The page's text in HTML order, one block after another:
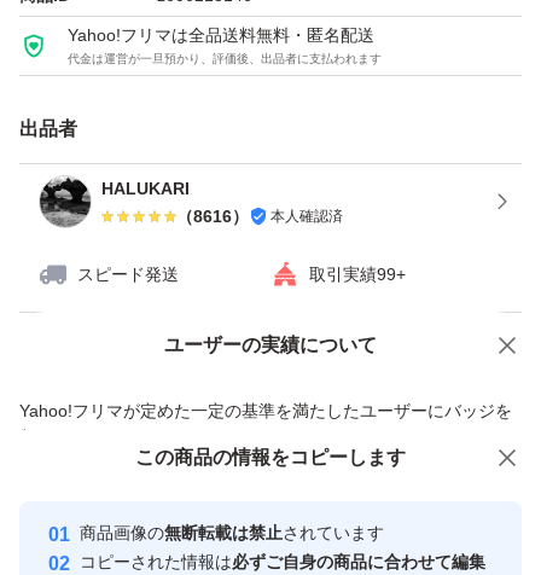
Yahoo!フリマは全品送料無料・匿名配送
代金は運営が一旦預かり、評価後、出品者に支払われます
出品者
HALUKARI
（8616） 本人確認済
スピード発送 取引実績99+
ユーザーの実績について
Yahoo!フリマが定めた一定の基準を満たしたユーザーにバッジを
付与しています
安心取引出品者
心・安全なユーザーです
価格の相談 商品への質問
この商品の情報をコピーします
商品画像の無断転載は禁止されています
コピーされた情報は必ずご自身の商品に合わせて編集
この商品をみている人にオススメ